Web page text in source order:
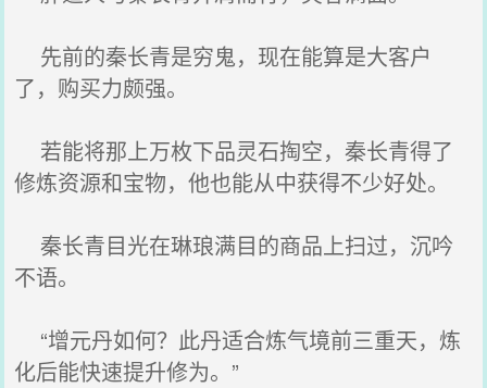
先前的秦长青是穷鬼，现在能算是大客户
了，购买力颇强。
若能将那上万枚下品灵石掏空，秦长青得了
修炼资源和宝物，他也能从中获得不少好处。
秦长青目光在琳琅满目的商品上扫过，沉吟
不语。
“增元丹如何？此丹适合炼气境前三重天，炼
化后能快速提升修为。”